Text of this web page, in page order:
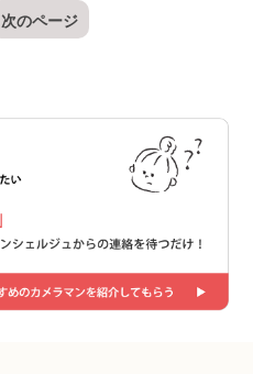
次のページ